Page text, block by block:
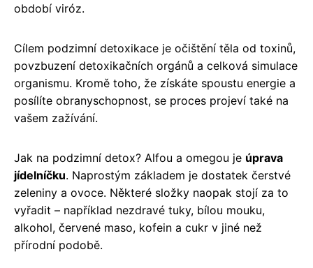
období viróz.
Cílem podzimní detoxikace je očištění těla od toxinů,
povzbuzení detoxikačních orgánů a celková simulace
organismu. Kromě toho, že získáte spoustu energie a
posílíte obranyschopnost, se proces projeví také na
vašem zažívání.
Jak na podzimní detox? Alfou a omegou je úprava
jídelníčku. Naprostým základem je dostatek čerstvé
zeleniny a ovoce. Některé složky naopak stojí za to
vyřadit – například nezdravé tuky, bílou mouku,
alkohol, červené maso, kofein a cukr v jiné než
přírodní podobě.